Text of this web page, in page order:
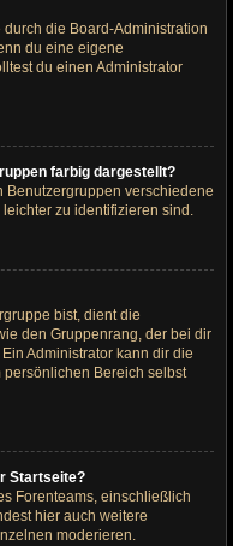
die Board-Administration
du eine eigene
du einen Administrator
farbig dargestellt?
Benutzergruppen verschiedene
zu identifizieren sind.
bist, dient die
den Gruppenrang, der bei dir
Administrator kann dir die
Bereich selbst
Startseite?
Forenteams, einschließlich
hier auch weitere
moderieren.